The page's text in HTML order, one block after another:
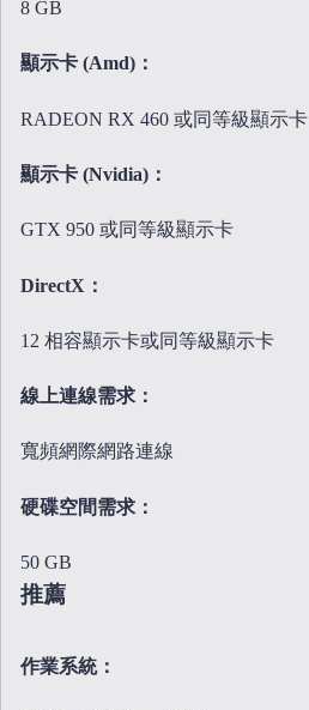
8 GB
顯示卡 (Amd)：
RADEON RX 460 或同等級顯示卡
顯示卡 (Nvidia)：
GTX 950 或同等級顯示卡
DirectX：
12 相容顯示卡或同等級顯示卡
線上連線需求：
寬頻網際網路連線
硬碟空間需求：
50 GB
推薦
作業系統：